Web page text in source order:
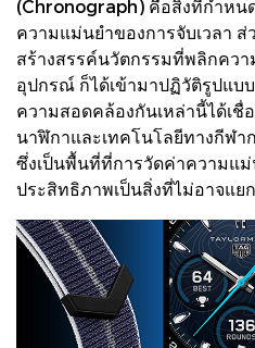
(Chronograph) คือสิ่งที่กำหน
ความแม่นยำของการจับเวลา
สร้างสรรค์นวัตกรรมที่พลิกคว
อุปกรณ์ ก็ได้เข้ามาปฏิวัติรูปแบ
ความสอดคล้องกันเหล่านี้ได้เชื่
นาฬิกาและเทคโนโลยีทางกีฬา
ซึ่งเป็นพื้นที่ที่การวัดค่าความแ
ประสิทธิภาพเป็นสิ่งที่ไม่อาจแย